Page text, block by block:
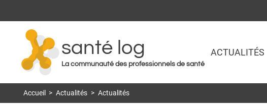
santé log
La communauté des professionnels de santé
ACTUALITÉS
Accueil > Actualités > Actualités